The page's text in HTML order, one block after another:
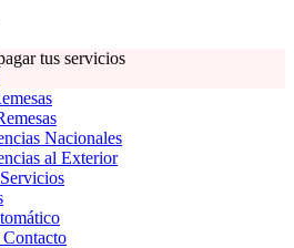
tus servicios
Nacionales
al Exterior